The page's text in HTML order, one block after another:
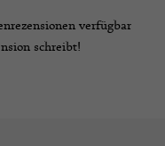
verfügbar
schreibt!